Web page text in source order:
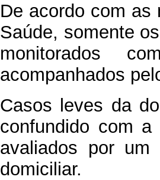
De acordo com as
Saúde, somente
monitorados
acompanhados
Casos leves da
confundido com
avaliados por um
domiciliar.